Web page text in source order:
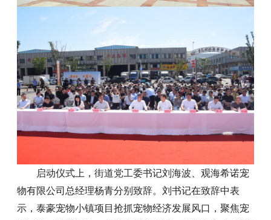
启动仪式上，街道党工委书记刘海波、观海希诺宠
物有限公司总经理杨青分别致辞。刘书记在致辞中表
示，泰豪宠物小镇项目抢抓宠物经济发展风口，聚焦宠